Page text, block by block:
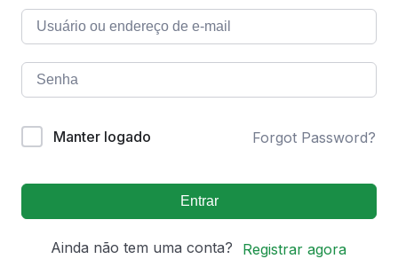
Manter logado Forgot Password?
Entrar
Ainda não tem uma conta? Registrar agora